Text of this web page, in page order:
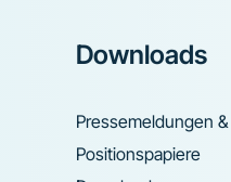
Downloads
Pressemeldungen &
Positionspapiere